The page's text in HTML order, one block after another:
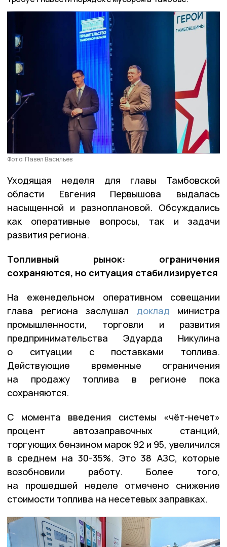
Фото: Павел Васильев
Уходящая неделя для главы Тамбовской
области Евгения Первышова выдалась
насыщенной и разноплановой. Обсуждались
как оперативные вопросы, так и задачи
развития региона.
Топливный рынок: ограничения
сохраняются, но ситуация стабилизируется
На еженедельном оперативном совещании
глава региона заслушал доклад министра
промышленности, торговли и развития
предпринимательства Эдуарда Никулина
о ситуации с поставками топлива.
Действующие временные ограничения
на продажу топлива в регионе пока
сохраняются.
С момента введения системы «чёт-нечет»
процент автозаправочных станций,
торгующих бензином марок 92 и 95, увеличился
в среднем на 30-35%. Это 38 АЗС, которые
возобновили работу. Более того,
на прошедшей неделе отмечено снижение
стоимости топлива на несетевых заправках.